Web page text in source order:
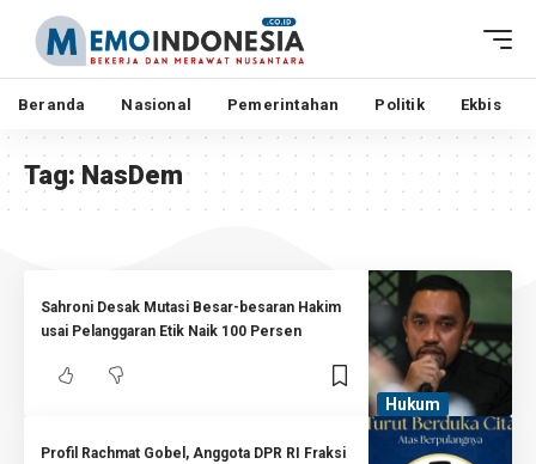
Beranda Nasional Pemerintahan Politik Ekbis
Tag:NasDem
Hukum
Sahroni Desak Mutasi Besar-besaran Hakim
usai Pelanggaran Etik Naik 100 Persen
Profil Rachmat Gobel, Anggota DPR RI Fraksi